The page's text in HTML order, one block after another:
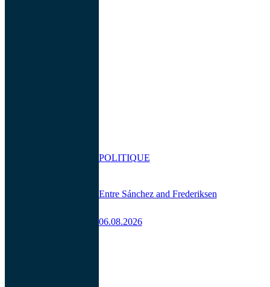
Entre Sánchez and Frederiksen
06.08.2026
POLITIQUE